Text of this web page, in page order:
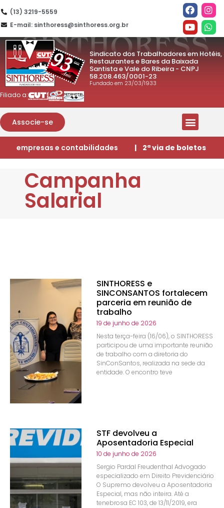
(13) 3219-5559
E-mail: sinthoress@sinthoress.org.br
Sindicato dos Trabalhadores em Hotéis,
Restaurantes e Bares da Baixada
Santista e Vale do Ribeira - CNPJ
58.208.463/0001-23
Fundado em 23/03/1933
Filiado a:
Associe-se
empresas e contabilidades | 2ª via de boletos
Campanha
Salarial
SINTHORESS e
SINCONSANTOS fortalecem
parceria em reunião de
trabalho
19 de junho de 2026
Nesta terça-feira (16/06), o SINTHORESS
participou de uma importante reunião
de trabalho com a diretoria do
SinConSantos, realizada na sede da
entidade. O encontro teve
STF devolveu a
Aposentadoria Especial
10 de junho de 2026
Sergio Pardal Freudenthal Advogado
especializado em Direito Previdenciário
O Supremo devolveu a Aposentadoria
Especial, mas não inteira. Até a
tenebrosa EC 103, de 13/11/2019, era